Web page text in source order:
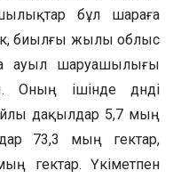
бұл шараға
биылғы жылы облыс
ауыл шаруашылығы
Оның ішінде дәндi
дақылдар 5,7 мың
73,3 мың гектар,
гектар. Үкіметпен